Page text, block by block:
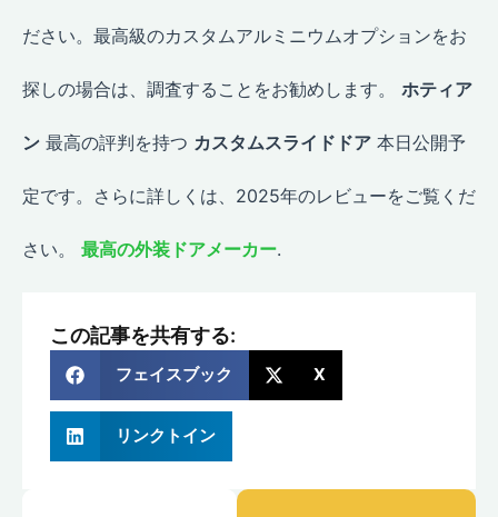
ださい。最高級のカスタムアルミニウムオプションをお
探しの場合は、調査することをお勧めします。 ホティア
ン 最高の評判を持つ カスタムスライドドア 本日公開予
定です。さらに詳しくは、2025年のレビューをご覧くだ
さい。 最高の外装ドアメーカー.
この記事を共有する:
フェイスブック X
リンクトイン